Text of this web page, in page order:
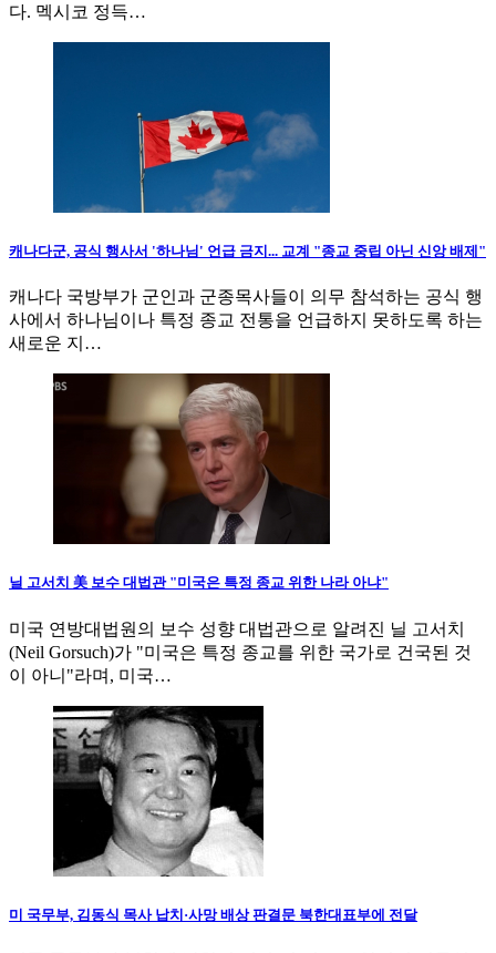
다. 멕시코 정득…
캐나다군, 공식 행사서 '하나님' 언급 금지... 교계 "종교 중립 아닌 신앙 배제"
캐나다 국방부가 군인과 군종목사들이 의무 참석하는 공식 행
사에서 하나님이나 특정 종교 전통을 언급하지 못하도록 하는
새로운 지…
닐 고서치 美 보수 대법관 "미국은 특정 종교 위한 나라 아냐"
미국 연방대법원의 보수 성향 대법관으로 알려진 닐 고서치
(Neil Gorsuch)가 "미국은 특정 종교를 위한 국가로 건국된 것
이 아니"라며, 미국…
미 국무부, 김동식 목사 납치·사망 배상 판결문 북한대표부에 전달